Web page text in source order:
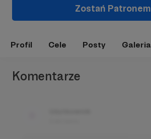
Zostań Patronem
Profil Cele Posty Galeria
Komentarze